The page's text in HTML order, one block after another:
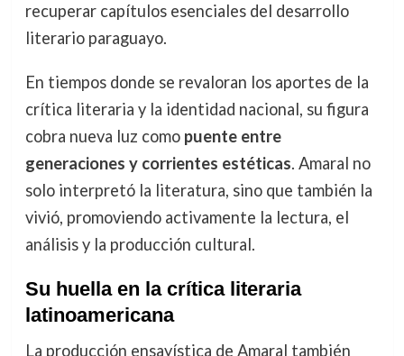
recuperar capítulos esenciales del desarrollo
literario paraguayo.
En tiempos donde se revaloran los aportes de la
crítica literaria y la identidad nacional, su figura
cobra nueva luz como puente entre
generaciones y corrientes estéticas. Amaral no
solo interpretó la literatura, sino que también la
vivió, promoviendo activamente la lectura, el
análisis y la producción cultural.
Su huella en la crítica literaria
latinoamericana
La producción ensayística de Amaral también